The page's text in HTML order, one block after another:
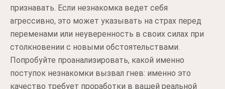
признавать. Если незнакомка ведет себя
агрессивно, это может указывать на страх перед
переменами или неуверенность в своих силах при
столкновении с новыми обстоятельствами.
Попробуйте проанализировать, какой именно
поступок незнакомки вызвал гнев: именно это
качество требует проработки в вашей реальной